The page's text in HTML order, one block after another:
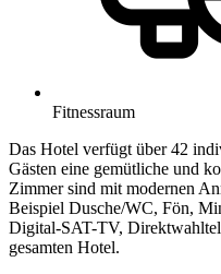
Fitnessraum
Das Hotel verfügt über 42
Gästen eine gemütliche und
Zimmer sind mit modernen
Beispiel Dusche/WC, Fön,
Digital-SAT-TV,
gesamten Hotel.